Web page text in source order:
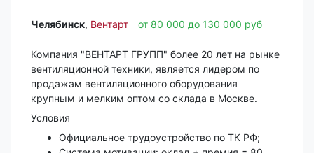
Челябинск‎, Вентарт от 80 000 до 130 000 руб
Компания "ВЕНТАРТ ГРУПП" более 20 лет на рынке
вентиляционной техники, является лидером по
продажам вентиляционного оборудования
крупным и мелким оптом со склада в Москве.
Условия
Официальное трудоустройство по ТК РФ;